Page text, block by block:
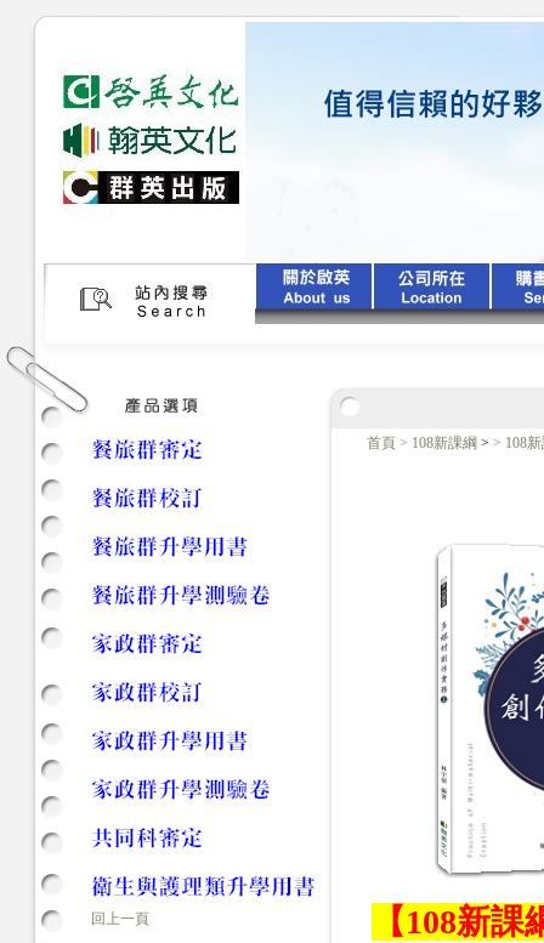
回上一頁
首頁 > 108新課綱 > > 108
【108新課